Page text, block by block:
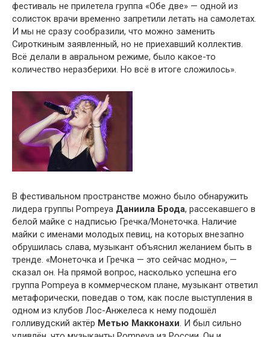
фестиваль не прилетела группа «Обе две» — одной из
солисток врачи временно запретили летать на самолетах.
И мы не сразу сообразили, что можно заменить
Сироткиным заявленный, но не приехавший коллектив.
Всё делали в авральном режиме, было какое-то
количество неразберихи. Но всё в итоге сложилось».
В фестивальном пространстве можно было обнаружить
лидера группы Pompeya Даниила Брода, рассекавшего в
белой майке с надписью Гречка/Монеточка. Наличие
майки с именами молодых певиц, на которых внезапно
обрушилась слава, музыкант объяснил желанием быть в
тренде. «Монеточка и Гречка — это сейчас модно», —
сказал он. На прямой вопрос, насколько успешна его
группа Pompeya в коммерческом плане, музыкант ответил
метафорически, поведав о том, как после выступления в
одном из клубов Лос-Анжелеса к нему подошёл
голливудский актёр Метью Макконахи. И был сильно